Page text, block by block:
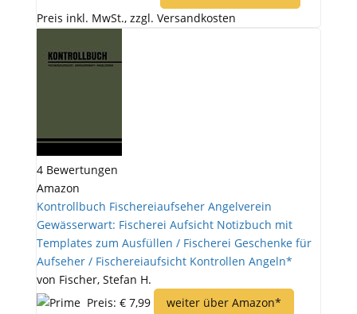
Preis inkl. MwSt., zzgl. Versandkosten
4 Bewertungen
Amazon
Kontrollbuch Fischereiaufseher Angelverein
Gewässerwart: Fischerei Aufsicht Notizbuch mit
Templates zum Ausfüllen / Fischerei Geschenke für
Aufseher / Fischereiaufsicht Kontrollen Angeln*
von Fischer, Stefan H.
Preis: € 7,99
weiter über Amazon*